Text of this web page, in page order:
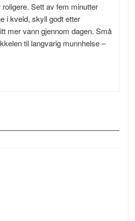
Sett av fem minutter
i kveld, skyll godt etter
mer vann gjennom dagen. Små
til langvarig munnhelse –